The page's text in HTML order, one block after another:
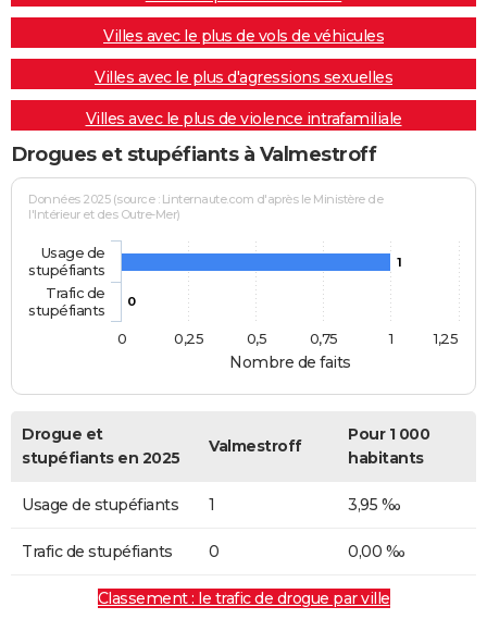
Villes avec le plus de vols de véhicules
Villes avec le plus d'agressions sexuelles
Villes avec le plus de violence intrafamiliale
Drogues et stupéfiants à Valmestroff
Nombre de faits
Données 2025 (source : Linternaute.com d'après le Ministère de
l'Intérieur et des Outre-Mer)
1
0
Usage de
stupéfiants
Trafic de
stupéfiants
0
1
0,25 0,5 0,75 1,25
Drogue et
stupéfiants en 2025
Valmestroff
Pour 1 000
habitants
Usage de stupéfiants 1 3,95 ‰
Trafic de stupéfiants 0 0,00 ‰
Classement : le trafic de drogue par ville